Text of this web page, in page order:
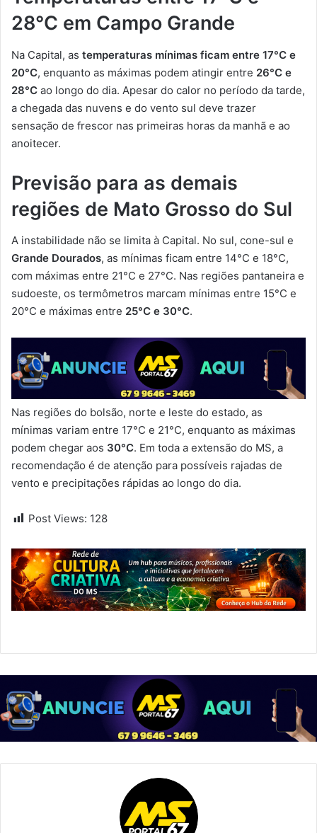
28°C em Campo Grande
Na Capital, as temperaturas mínimas ficam entre 17°C e
20°C, enquanto as máximas podem atingir entre 26°C e
28°C ao longo do dia. Apesar do calor no período da tarde,
a chegada das nuvens e do vento sul deve trazer
sensação de frescor nas primeiras horas da manhã e ao
anoitecer.
Previsão para as demais
regiões de Mato Grosso do Sul
A instabilidade não se limita à Capital. No sul, cone-sul e
Grande Dourados, as mínimas ficam entre 14°C e 18°C,
com máximas entre 21°C e 27°C. Nas regiões pantaneira e
sudoeste, os termômetros marcam mínimas entre 15°C e
20°C e máximas entre 25°C e 30°C.
Nas regiões do bolsão, norte e leste do estado, as
mínimas variam entre 17°C e 21°C, enquanto as máximas
podem chegar aos 30°C. Em toda a extensão do MS, a
recomendação é de atenção para possíveis rajadas de
vento e precipitações rápidas ao longo do dia.
Post Views: 128